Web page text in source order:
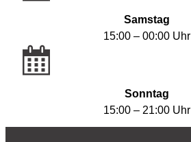
Samstag
15:00 – 00:00 Uhr
Sonntag
15:00 – 21:00 Uhr